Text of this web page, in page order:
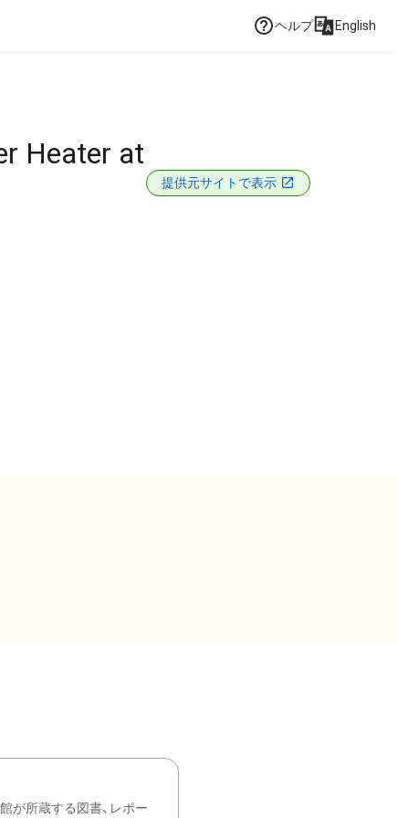
ヘルプ English
Heater at
提供元サイトで表示
が所蔵する図書、レポー